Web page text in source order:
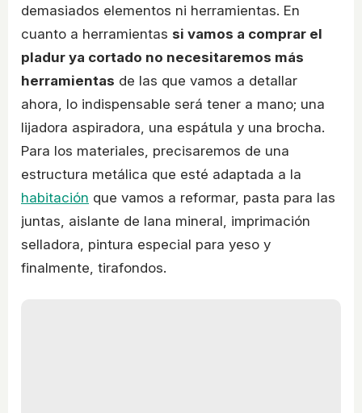
demasiados elementos ni herramientas. En
cuanto a herramientas si vamos a comprar el
pladur ya cortado no necesitaremos más
herramientas de las que vamos a detallar
ahora, lo indispensable será tener a mano; una
lijadora aspiradora, una espátula y una brocha.
Para los materiales, precisaremos de una
estructura metálica que esté adaptada a la
habitación que vamos a reformar, pasta para las
juntas, aislante de lana mineral, imprimación
selladora, pintura especial para yeso y
finalmente, tirafondos.